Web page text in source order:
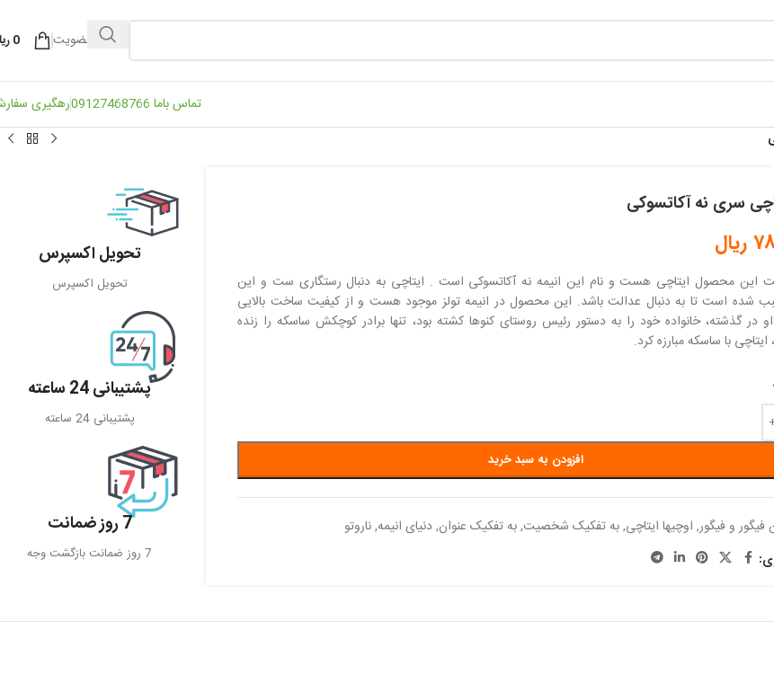
ورود / عضویت 0
تماس باما 09127468766
رهگیری
سری نه آکاتسوکی
ریال
محصول ایتاچی هست و نام این انیمه نه آکاتسوکی است . ایتاچی به دنبال رستگاری ست و این
شده است تا به دنبال عدالت باشد. این محصول در انیمه تولز موجود هست و از کیفیت ساخت بالایی
او در گذشته، خانواده خود را به دستور رئیس روستای کنوها کشته بود، تنها برادر کوچکش ساسکه را زنده
با ساسکه مبارزه کرد.
افزودن به سبد خرید
و فیگور, اوچیها ایتاچی,به تفکیک شخصیت,به تفکیک عنوان,دنیای انیمه,ناروتو
تحویل اکسپرس
تحویل اکسپرس
پشتیبانی 24 ساعته
پشتیبانی 24 ساعته
7 روز ضمانت
7 روز ضمانت بازگشت وجه